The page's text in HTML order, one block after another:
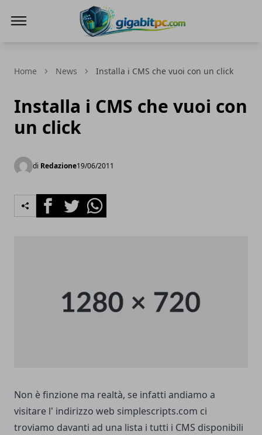
Home News Installa i CMS che vuoi con un click
Installa i CMS che vuoi con
un click
di Redazione19/06/2011
FacebookTwitterWhatsapp
Non è finzione ma realtà, se infatti andiamo a
visitare l' indirizzo web simplescripts.com ci
troviamo davanti ad una lista i tutti i CMS disponibili